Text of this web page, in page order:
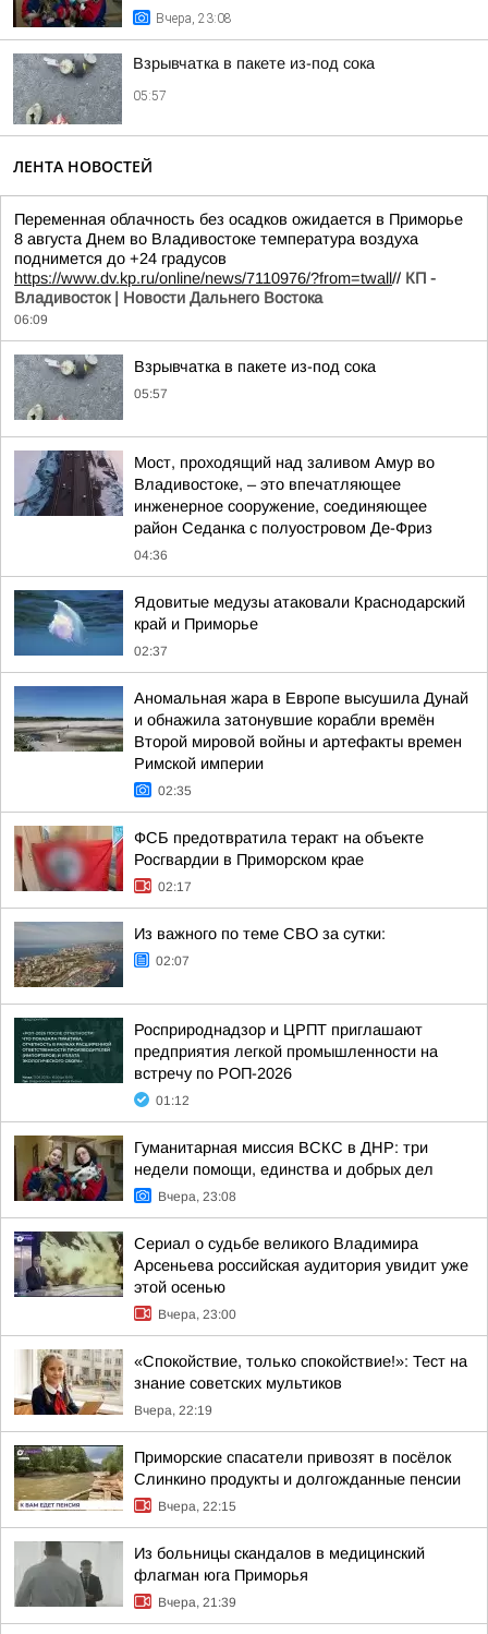
Вчера, 23:08
Взрывчатка в пакете из-под сока
05:57
ЛЕНТА НОВОСТЕЙ
Переменная облачность без осадков ожидается в Приморье
8 августа Днем во Владивостоке температура воздуха
поднимется до +24 градусов
https://www.dv.kp.ru/online/news/7110976/?from=twall// КП -
Владивосток | Новости Дальнего Востока
06:09
Взрывчатка в пакете из-под сока
05:57
Мост, проходящий над заливом Амур во
Владивостоке, – это впечатляющее
инженерное сооружение, соединяющее
район Седанка с полуостровом Де-Фриз
04:36
Ядовитые медузы атаковали Краснодарский
край и Приморье
02:37
Аномальная жара в Европе высушила Дунай
и обнажила затонувшие корабли времён
Второй мировой войны и артефакты времен
Римской империи
02:35
ФСБ предотвратила теракт на объекте
Росгвардии в Приморском крае
02:17
Из важного по теме СВО за сутки:
02:07
Росприроднадзор и ЦРПТ приглашают
предприятия легкой промышленности на
встречу по РОП-2026
01:12
Гуманитарная миссия ВСКС в ДНР: три
недели помощи, единства и добрых дел
Вчера, 23:08
Сериал о судьбе великого Владимира
Арсеньева российская аудитория увидит уже
этой осенью
Вчера, 23:00
«Спокойствие, только спокойствие!»: Тест на
знание советских мультиков
Вчера, 22:19
Приморские спасатели привозят в посёлок
Слинкино продукты и долгожданные пенсии
Вчера, 22:15
Из больницы скандалов в медицинский
флагман юга Приморья
Вчера, 21:39